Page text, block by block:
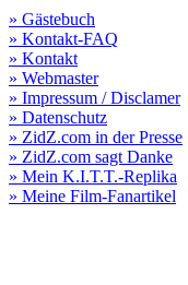
» Gästebuch
» Kontakt-FAQ
» Kontakt
» Webmaster
» Impressum / Disclamer
» Datenschutz
» ZidZ.com in der Presse
» ZidZ.com sagt Danke
» Mein K.I.T.T.-Replika
» Meine Film-Fanartikel